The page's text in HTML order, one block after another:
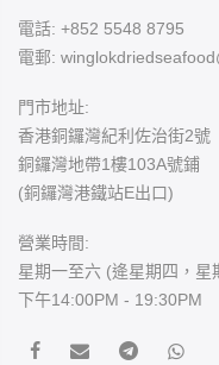
電話: +852 5548 8795
電郵:
門市地址:
香港銅鑼灣紀利佐治街2號
銅鑼灣地帶1樓103A號鋪
(銅鑼灣港鐵站E出口)
營業時間:
星期一至六 (逄星期四，星
下午14:00PM - 19:30PM